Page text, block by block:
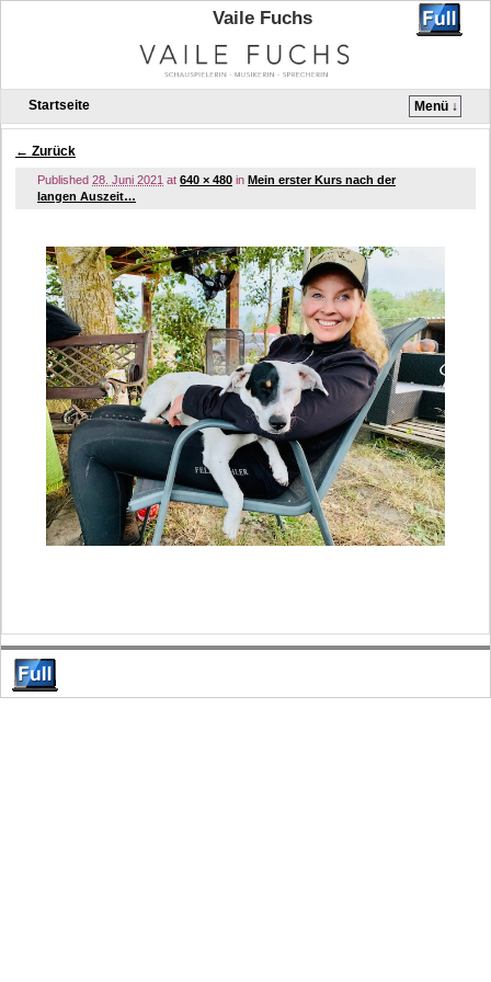
Vaile Fuchs
Startseite
Menü ↓
Zum Inhalt wechseln
Zum sekundären Inhalt wechseln
Bilder-Navigation
← Zurück
Published 28. Juni 2021 at 640 × 480 in Mein erster Kurs nach der
langen Auszeit…